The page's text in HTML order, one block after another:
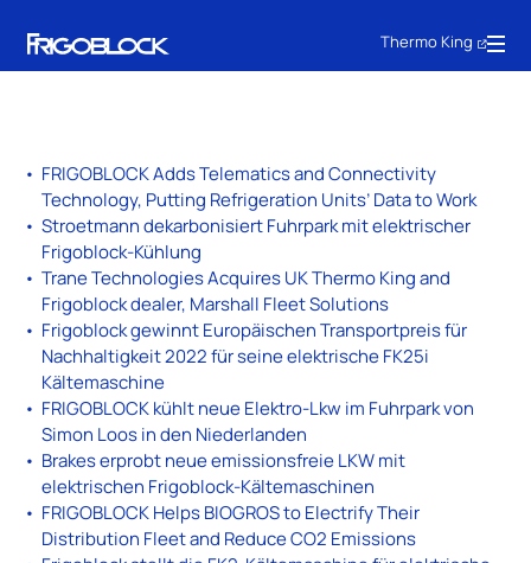
Thermo King
FRIGOBLOCK Adds Telematics and Connectivity
Technology, Putting Refrigeration Units’ Data to Work
Stroetmann dekarbonisiert Fuhrpark mit elektrischer
Frigoblock-Kühlung
Trane Technologies Acquires UK Thermo King and
Frigoblock dealer, Marshall Fleet Solutions
Frigoblock gewinnt Europäischen Transportpreis für
Nachhaltigkeit 2022 für seine elektrische FK25i
Kältemaschine
FRIGOBLOCK kühlt neue Elektro-Lkw im Fuhrpark von
Simon Loos in den Niederlanden
Brakes erprobt neue emissionsfreie LKW mit
elektrischen Frigoblock-Kältemaschinen
FRIGOBLOCK Helps BIOGROS to Electrify Their
Distribution Fleet and Reduce CO2 Emissions